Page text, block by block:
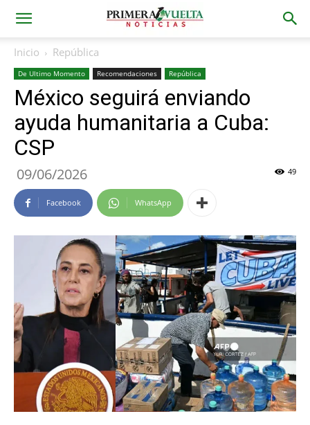
Inicio República
De Ultimo Momento Recomendaciones República
México seguirá enviando
ayuda humanitaria a Cuba:
CSP
09/06/2026 49
Facebook WhatsApp